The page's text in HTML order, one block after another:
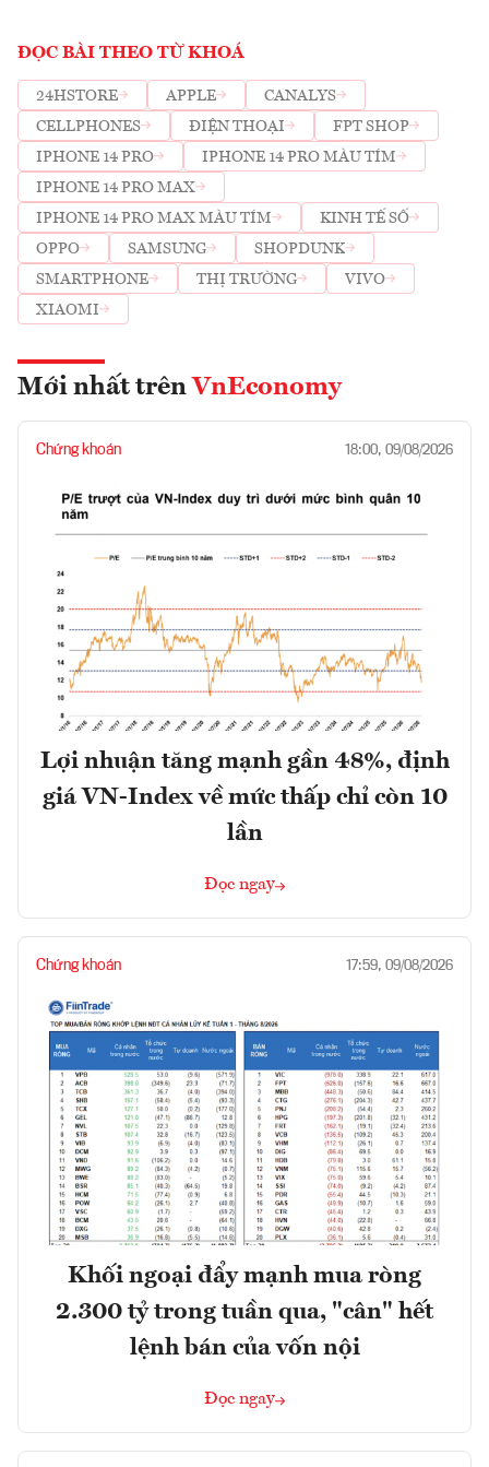
ĐỌC BÀI THEO TỪ KHOÁ
24HSTORE APPLE
CANALYS
CELLPHONES
ĐIỆN THOẠI
FPT SHOP
IPHONE 14 PRO
IPHONE 14 PRO MÀU TÍM
IPHONE 14 PRO MAX
IPHONE 14 PRO MAX MÀU TÍM
KINH TẾ SỐ
OPPO
SAMSUNG
SHOPDUNK
SMARTPHONE
THỊ TRƯỜNG
VIVO
XIAOMI
Mới nhất trên VnEconomy
Chứng khoán 18:00, 09/08/2026
Lợi nhuận tăng mạnh gần 48%, định
giá VN-Index về mức thấp chỉ còn 10
lần
Đọc ngay
Chứng khoán 17:59, 09/08/2026
Khối ngoại đẩy mạnh mua ròng
2.300 tỷ trong tuần qua, "cân" hết
lệnh bán của vốn nội
Đọc ngay